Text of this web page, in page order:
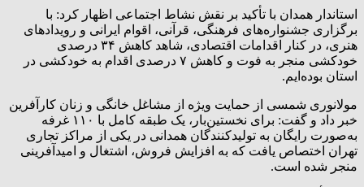
استاندار همدان با تأکید بر نقش نشاط اجتماعی اظهار کرد: با
برگزاری جشنواره‌های فرهنگی، قرآنی، اقوام ایرانی و رویدادهای
هنری، در کنار اقدامات اقتصادی، شاهد کاهش ۳۴ درصدی
خودکشی منجر به فوت و کاهش ۷ درصدی اقدام به خودکشی در
استان بوده‌ایم.
مولانوری شمسی از حمایت ویژه از مشاغل خانگی و زنان کارآفرین
خبر داد و گفت: برای نخستین‌بار، یک طبقه کامل با ۱۱۰ غرفه
به‌صورت رایگان به تولیدکنندگان همدانی در یکی از مراکز تجاری
تهران اختصاص یافت که به افزایش فروش، اشتغال و امیدآفرینی
منجر شده است.